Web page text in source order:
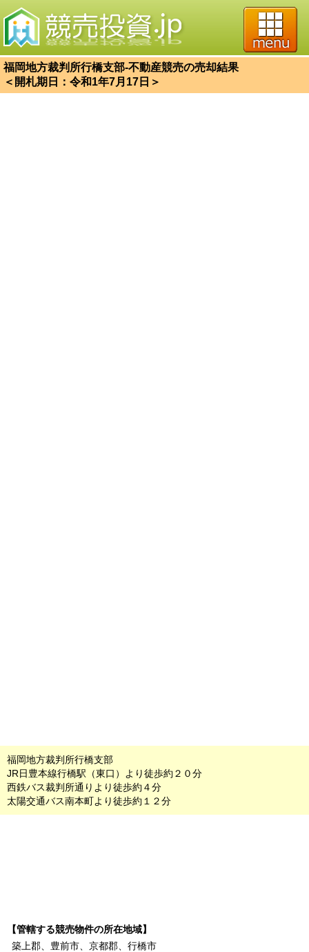
福岡地方裁判所行橋支部-不動産競売の売却結果
＜開札期日：令和1年7月17日＞
福岡地方裁判所行橋支部
JR日豊本線行橋駅（東口）より徒歩約２０分
西鉄バス裁判所通りより徒歩約４分
太陽交通バス南本町より徒歩約１２分
【管轄する競売物件の所在地域】
築上郡、豊前市、京都郡、行橋市